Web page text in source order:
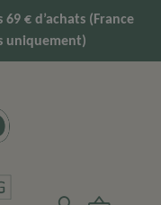
€ d’achats (France
uniquement)